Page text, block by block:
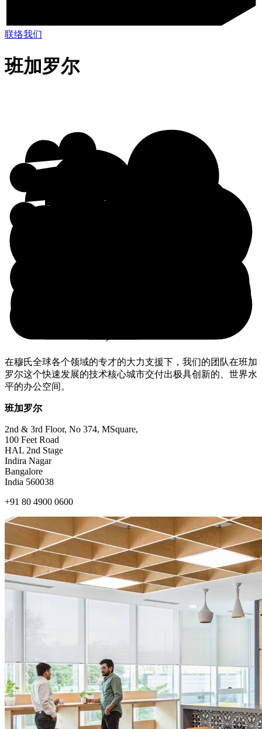
联络我们
班加罗尔
在穆氏全球各个领域的专才的大力支援下，我们的团队在班加
罗尔这个快速发展的技术核心城市交付出极具创新的、世界水
平的办公空间。
班加罗尔
2nd & 3rd Floor, No 374, MSquare,
100 Feet Road
HAL 2nd Stage
Indira Nagar
Bangalore
India 560038
+91 80 4900 0600